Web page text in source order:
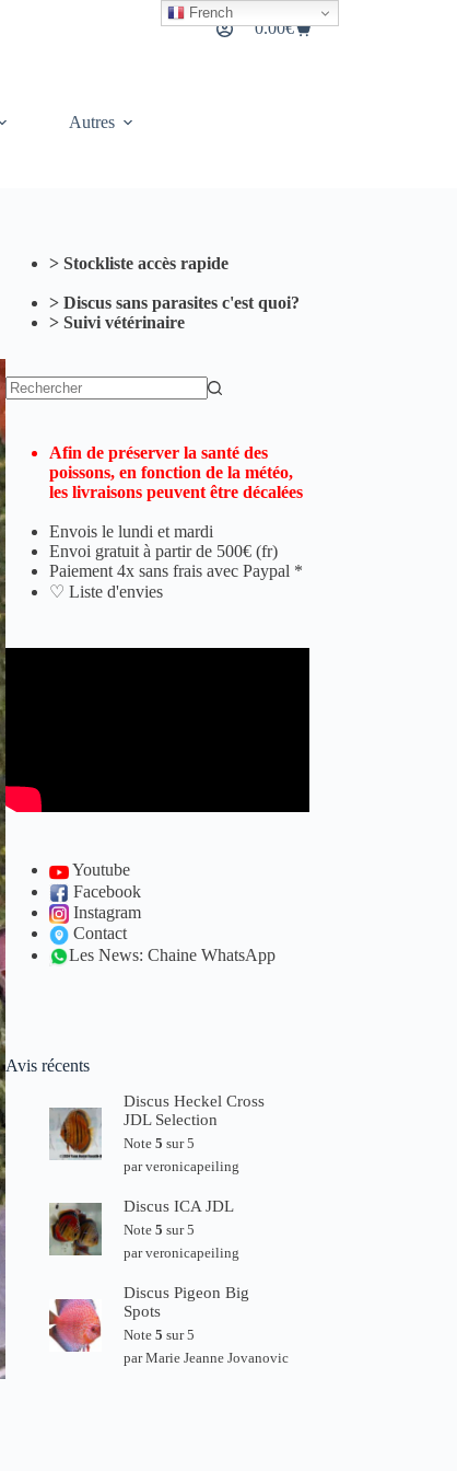
Panier
0.00€
Autres
> Stockliste accès rapide
> Discus sans parasites c'est quoi?
> Suivi vétérinaire
Aucun
résultat
Afin de préserver la santé des
poissons, en fonction de la météo,
les livraisons peuvent être décalées
Envois le lundi et mardi
Envoi gratuit à partir de 500€ (fr)
Paiement 4x sans frais avec Paypal *
♡ Liste d'envies
Youtube
Facebook
Instagram
Contact
Les News: Chaine WhatsApp
Avis récents
Discus Heckel Cross
JDL Selection
Note5 sur 5
par veronicapeiling
Discus ICA JDL
Note5 sur 5
par veronicapeiling
Discus Pigeon Big
Spots
Note5 sur 5
par Marie Jeanne Jovanovic
French